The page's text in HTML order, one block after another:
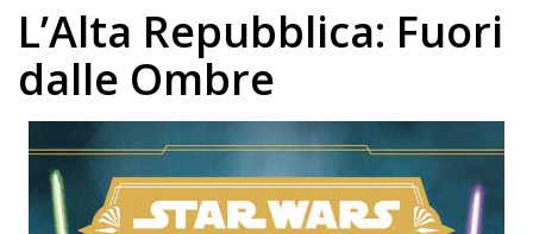
L’Alta Repubblica: Fuori
dalle Ombre